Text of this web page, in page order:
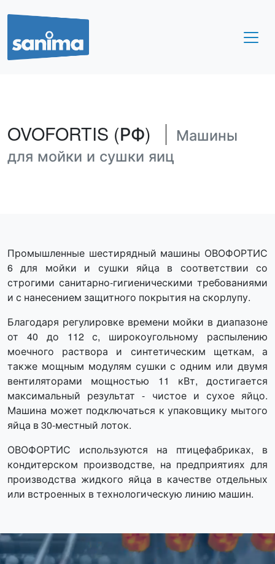
OVOFORTIS (РФ)
Машины
для мойки и сушки яиц
Промышленные шестирядный машины ОВОФОРТИС
6 для мойки и сушки яйца в соответствии со
строгими санитарно-гигиеническими требованиями
и с нанесением защитного покрытия на скорлупу.
Благодаря регулировке времени мойки в диапазоне
от 40 до 112 с, широкоугольному распылению
моечного раствора и синтетическим щеткам, а
также мощным модулям сушки с одним или двумя
вентиляторами мощностью 11 кВт, достигается
максимальный результат - чистое и сухое яйцо.
Машина может подключаться к упаковщику мытого
яйца в 30-местный лоток.
ОВОФОРТИС используются на птицефабриках, в
кондитерском производстве, на предприятиях для
производства жидкого яйца в качестве отдельных
или встроенных в технологическую линию машин.